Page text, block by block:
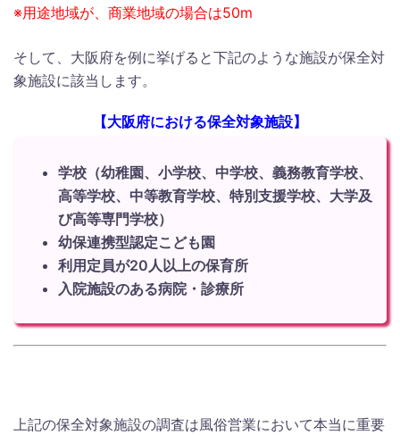
※用途地域が、商業地域の場合は50m
そして、大阪府を例に挙げると下記のような施設が保全対
象施設に該当します。
【大阪府における保全対象施設】
学校（幼稚園、小学校、中学校、義務教育学校、
高等学校、中等教育学校、特別支援学校、大学及
び高等専門学校）
幼保連携型認定こども園
利用定員が20人以上の保育所
入院施設のある病院・診療所
上記の保全対象施設の調査は風俗営業において本当に重要